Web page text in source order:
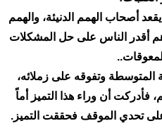
أصحاب الهمم الدنيئة، والهمم
هم أقدر الناس على حل المشكلات
المتوسطة وتفوقه على زملائه،
أن وراء هذا التميز أماً
تحدي الموقف فحققت التميز.